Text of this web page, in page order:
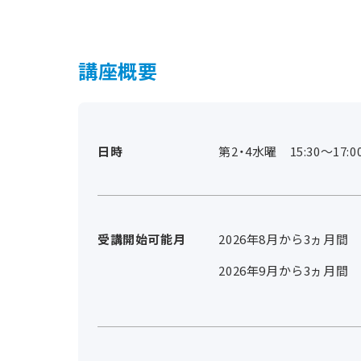
講座概要
日時 第2・4水曜 15:30～
受講開始可能月
2026年8月から3ヵ月間
2026年9月から3ヵ月間